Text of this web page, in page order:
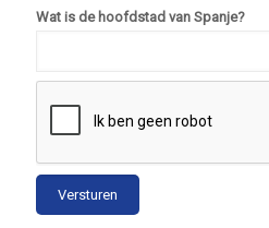
Wat is de hoofdstad van Spanje?